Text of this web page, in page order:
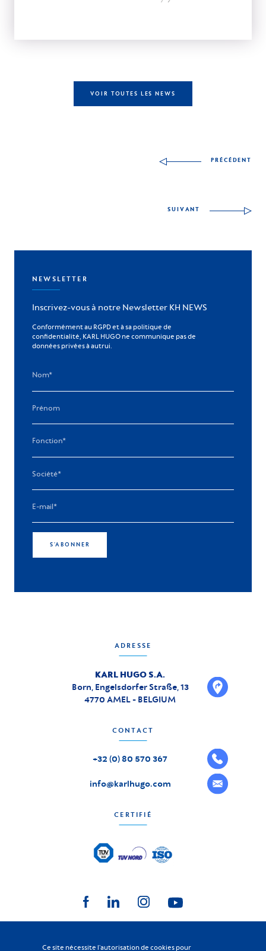
VOIR TOUTES LES NEWS
PRÉCÉDENT
SUIVANT
NEWSLETTER
Inscrivez-vous à notre Newsletter KH NEWS
Conformément au RGPD et à sa politique de
confidentialité, KARL HUGO ne communique pas de
données privées à autrui.
S'ABONNER
ADRESSE
KARL HUGO S.A.
Born, Engelsdorfer Straße, 13
4770 AMEL - BELGIUM
CONTACT
+32 (0) 80 570 367
info@karlhugo.com
CERTIFIÉ
Ce site nécessite l'autorisation de cookies pour